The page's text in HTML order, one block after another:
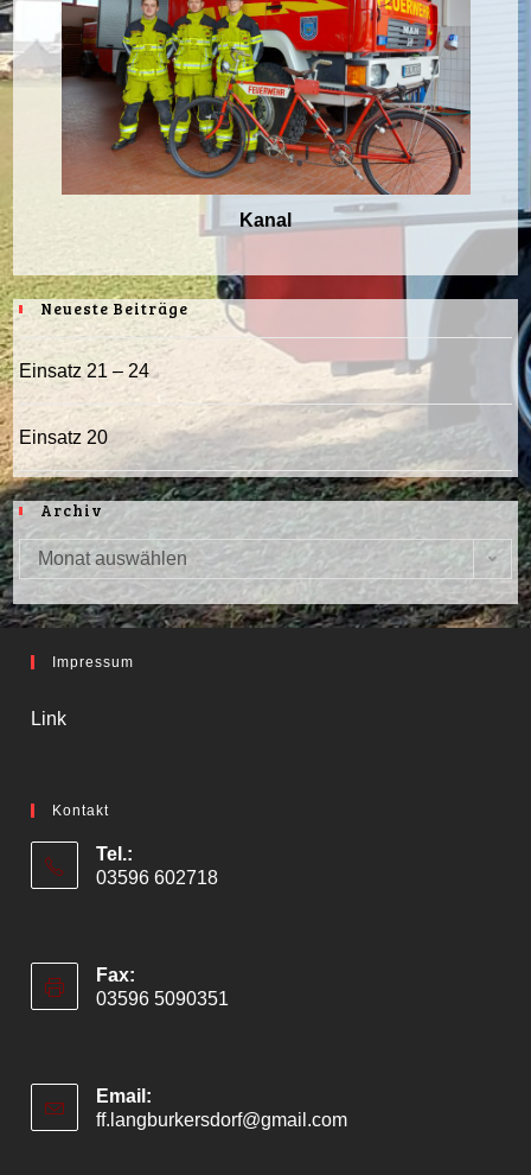
Kanal
Neueste Beiträge
Einsatz 21 – 24
Einsatz 20
Archiv
Archiv
Monat auswählen
Impressum
Link
Kontakt
Tel.:
03596 602718
Fax:
03596 5090351
Email:
ff.langburkersdorf@gmail.comOpens